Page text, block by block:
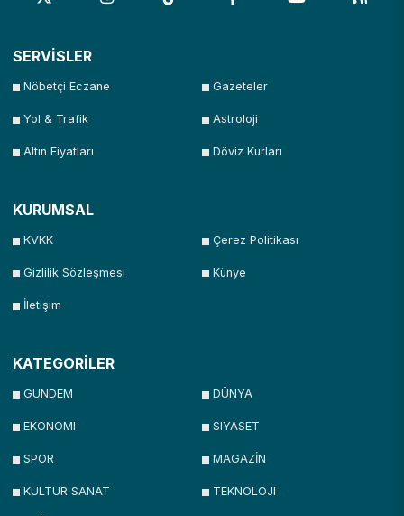
SERVİSLER
Nöbetçi Eczane Gazeteler
Yol & Trafik Astroloji
Altın Fiyatları Döviz Kurları
KURUMSAL
KVKK Çerez Politikası
Gizlilik Sözleşmesi Künye
İletişim
KATEGORİLER
GUNDEM DÜNYA
EKONOMI SIYASET
SPOR MAGAZİN
KULTUR SANAT TEKNOLOJI